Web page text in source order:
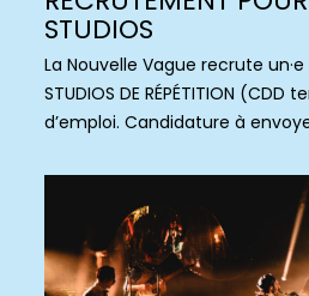
STUDIOS
La Nouvelle Vague recrute un·e
STUDIOS DE RÉPÉTITION (CDD
d’emploi. Candidature à